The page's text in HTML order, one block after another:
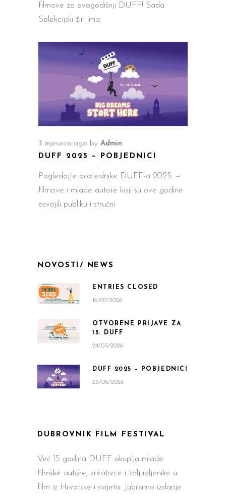
filmove za ovogodišnji DUFF! Sada
Selekcijski žiri ima
3 mjeseca ago by Admin
DUFF 2025 – POBJEDNICI
Pogledajte pobjednike DUFF-a 2025. –
filmove i mlade autore koji su ove godine
osvojili publiku i stručni
NOVOSTI/ NEWS
ENTRIES CLOSED
16/07/2026
OTVORENE PRIJAVE ZA
15. DUFF
24/05/2026
DUFF 2025 – POBJEDNICI
23/05/2026
DUBROVNIK FILM FESTIVAL
Već 15 godina DUFF okuplja mlade
filmske autore, kreativce i zaljubljenike u
film iz Hrvatske i svijeta. Jubilarno izdanje